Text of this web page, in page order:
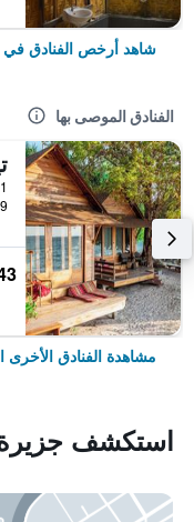
شاهد أرخص الفنادق في
الفنادق الموصى بها
0.9
مشاهدة الفنادق الأخرى
استكشف جزيرة